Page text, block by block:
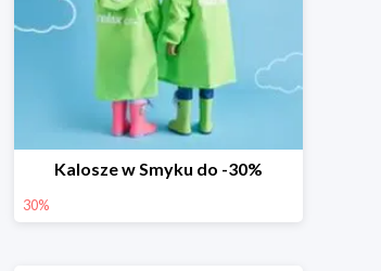
Kalosze w Smyku do -30%
30%